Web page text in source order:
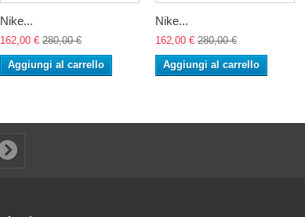
Nike...
162,00 € 280,00 €
Aggiungi al carrello
Nike...
162,00 € 280,00 €
Aggiungi al carrello